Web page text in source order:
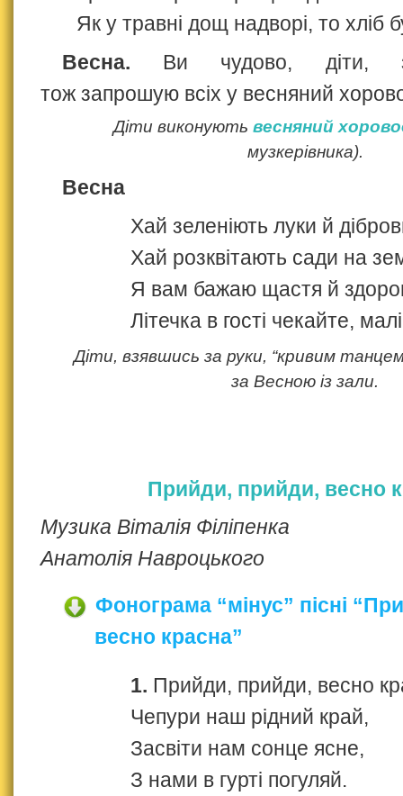
Як у травні дощ надворі, то хліб
Весна. Ви чудово, діти,
тож запрошую всіх у весняний
Діти виконують весняний
музкерівника).
Весна
Хай зеленіють луки й
Хай розквітають сади на
Я вам бажаю щастя й
Літечка в гості чекайте,
Діти, взявшись за руки, “кривим
за Весною із зали.
Прийди, прийди, весно
Музика Віталія Філіпенка
Анатолія Навроцького
Фонограма “мінус” пісні
весно красна”
1. Прийди, прийди, весно
Чепури наш рідний край,
Засвіти нам сонце ясне,
З нами в гурті погуляй.